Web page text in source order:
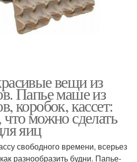
вещи из
Папье маше из
коробок, кассет:
можно сделать
яиц
свободного времени, всерьез
разнообразить будни. Папье-